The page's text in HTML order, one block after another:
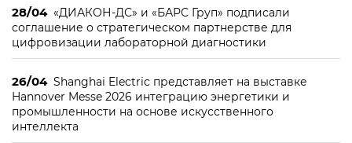
28/04 «ДИАКОН-ДС» и «БАРС Груп» подписали
соглашение о стратегическом партнерстве для
цифровизации лабораторной диагностики
26/04 Shanghai Electric представляет на выставке
Hannover Messe 2026 интеграцию энергетики и
промышленности на основе искусственного
интеллекта